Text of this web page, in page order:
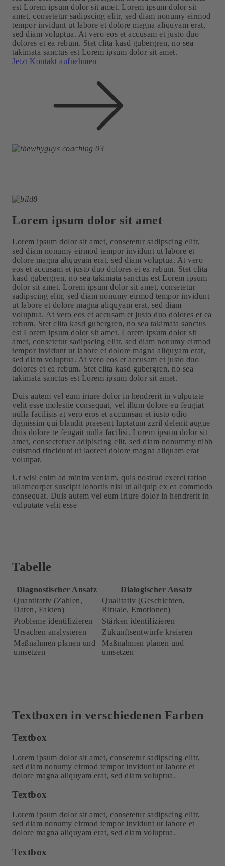
est Lorem ipsum dolor sit amet. Lorem ipsum dolor sit
amet, consetetur sadipscing elitr, sed diam nonumy eirmod
tempor invidunt ut labore et dolore magna aliquyam erat,
sed diam voluptua. At vero eos et accusam et justo duo
dolores et ea rebum. Stet clita kasd gubergren, no sea
takimata sanctus est Lorem ipsum dolor sit amet.
Jetzt Kontakt aufnehmen
Lorem ipsum dolor sit amet
Lorem ipsum dolor sit amet, consetetur sadipscing elitr,
sed diam nonumy eirmod tempor invidunt ut labore et
dolore magna aliquyam erat, sed diam voluptua. At vero
eos et accusam et justo duo dolores et ea rebum. Stet clita
kasd gubergren, no sea takimata sanctus est Lorem ipsum
dolor sit amet. Lorem ipsum dolor sit amet, consetetur
sadipscing elitr, sed diam nonumy eirmod tempor invidunt
ut labore et dolore magna aliquyam erat, sed diam
voluptua. At vero eos et accusam et justo duo dolores et ea
rebum. Stet clita kasd gubergren, no sea takimata sanctus
est Lorem ipsum dolor sit amet. Lorem ipsum dolor sit
amet, consetetur sadipscing elitr, sed diam nonumy eirmod
tempor invidunt ut labore et dolore magna aliquyam erat,
sed diam voluptua. At vero eos et accusam et justo duo
dolores et ea rebum. Stet clita kasd gubergren, no sea
takimata sanctus est Lorem ipsum dolor sit amet.
Duis autem vel eum iriure dolor in hendrerit in vulputate
velit esse molestie consequat, vel illum dolore eu feugiat
nulla facilisis at vero eros et accumsan et iusto odio
dignissim qui blandit praesent luptatum zzril delenit augue
duis dolore te feugait nulla facilisi. Lorem ipsum dolor sit
amet, consectetuer adipiscing elit, sed diam nonummy nibh
euismod tincidunt ut laoreet dolore magna aliquam erat
volutpat.
Ut wisi enim ad minim veniam, quis nostrud exerci tation
ullamcorper suscipit lobortis nisl ut aliquip ex ea commodo
consequat. Duis autem vel eum iriure dolor in hendrerit in
vulputate velit esse
Tabelle
Diagnostischer Ansatz
Dialogischer Ansatz
Quantitativ (Zahlen,
Daten, Fakten)
Qualitativ (Geschichten,
Rituale, Emotionen)
Probleme identifizieren
Stärken identifizieren
Ursachen analysieren
Zukunftsentwürfe kreieren
Maßnahmen planen und
umsetzen
Maßnahmen planen und
umsetzen
Textboxen in verschiedenen Farben
Textbox
Lorem ipsum dolor sit amet, consetetur sadipscing elitr,
sed diam nonumy eirmod tempor invidunt ut labore et
dolore magna aliquyam erat, sed diam voluptua.
Textbox
Lorem ipsum dolor sit amet, consetetur sadipscing elitr,
sed diam nonumy eirmod tempor invidunt ut labore et
dolore magna aliquyam erat, sed diam voluptua.
Textbox